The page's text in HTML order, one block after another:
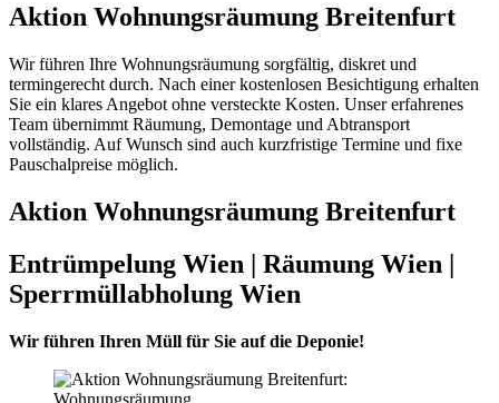
Aktion Wohnungsräumung Breitenfurt
Wir führen Ihre Wohnungsräumung sorgfältig, diskret und
termingerecht durch. Nach einer kostenlosen Besichtigung erhalten
Sie ein klares Angebot ohne versteckte Kosten. Unser erfahrenes
Team übernimmt Räumung, Demontage und Abtransport
vollständig. Auf Wunsch sind auch kurzfristige Termine und fixe
Pauschalpreise möglich.
Aktion Wohnungsräumung Breitenfurt
Entrümpelung Wien | Räumung Wien |
Sperrmüllabholung Wien
Wir führen Ihren Müll für Sie auf die Deponie!